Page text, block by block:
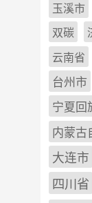
玉溪市
双碳
云南省
台州市
宁夏回
内蒙古
大连市
四川省